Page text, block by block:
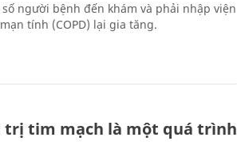
người bệnh đến khám và phải nhập viện
tính (COPD) lại gia tăng.
trị tim mạch là một quá trình